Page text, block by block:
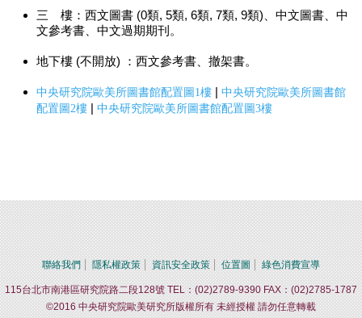
三 樓：西文圖書 (0類, 5類, 6類, 7類, 9類)、中文圖書、中
文參考書、中文過期期刊。
地下樓 (不開放) ：西文參考書、撤架書。
中央研究院歐美所圖書館配置圖1樓 | 中央研究院歐美所圖書館
配置圖2樓 | 中央研究院歐美所圖書館配置圖3樓
聯絡我們 隱私權政策 資訊安全政策 位置圖 綠色消費宣導
115台北市南港區研究院路二段128號 TEL：(02)2789-9390 FAX：(02)2785-1787
©2016 中央研究院歐美研究所版權所有 未經授權 請勿任意轉載